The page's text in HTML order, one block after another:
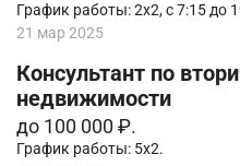
График работы: 2х2, с 7:15 до
21 мар 2025
Консультант по
недвижимости
до 100 000 ₽.
График работы: 5х2.